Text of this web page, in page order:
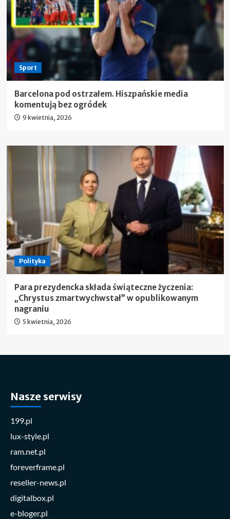
Sport
Barcelona pod ostrzałem. Hiszpańskie media
komentują bez ogródek
9 kwietnia, 2026
Polityka
Para prezydencka składa świąteczne życzenia:
„Chrystus zmartwychwstał” w opublikowanym
nagraniu
5 kwietnia, 2026
Nasze serwisy
199.pl
lux-style.pl
ram.net.pl
foreverframe.pl
reseller-news.pl
digitalbox.pl
e-bloger.pl